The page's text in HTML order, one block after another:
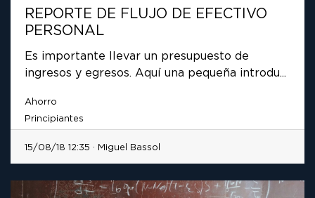
REPORTE DE FLUJO DE EFECTIVO
PERSONAL
Es importante llevar un presupuesto de
ingresos y egresos. Aquí una pequeña introdu...
Ahorro
Principiantes
15/08/18 12:35 · Miguel Bassol